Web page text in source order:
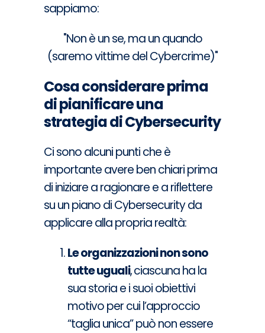
sappiamo:
"Non è un se, ma un quando
(saremo vittime del Cybercrime)"
Cosa considerare prima
di pianificare una
strategia di Cybersecurity
Ci sono alcuni punti che è
importante avere ben chiari prima
di iniziare a ragionare e a riflettere
su un piano di Cybersecurity da
applicare alla propria realtà:
Le organizzazioni non sono
tutte uguali,ciascuna ha la
sua storia e i suoi obiettivi
motivo per cui l’approccio
“taglia unica” può non essere